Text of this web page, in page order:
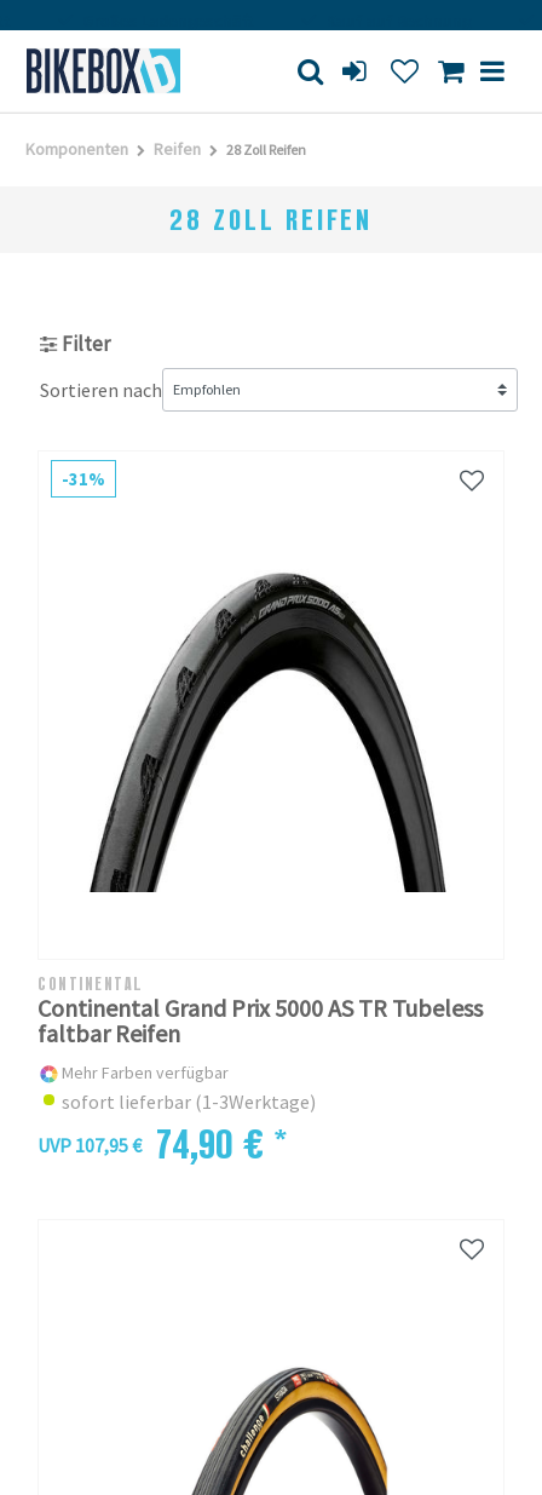
Komponenten Reifen 28 Zoll Reifen
28 ZOLL REIFEN
Filter
Sortieren nach
-31%
CONTINENTAL
Continental Grand Prix 5000 AS TR Tubeless
faltbar Reifen
Mehr Farben verfügbar
sofort lieferbar (1-3Werktage)
UVP 107,95 €
74,90 € *